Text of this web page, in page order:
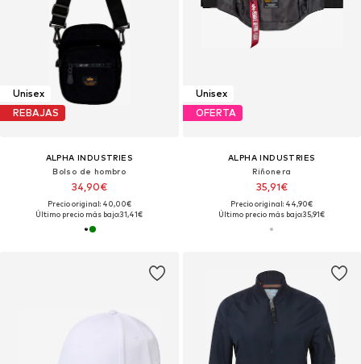
Unisex
REBAJAS
ALPHA INDUSTRIES
Bolso de hombro
34,90€
Precio original: 40,00€
Último precio más bajo:31,41€
Unisex
OFERTA
ALPHA INDUSTRIES
Riñonera
35,91€
Precio original: 44,90€
Último precio más bajo:35,91€